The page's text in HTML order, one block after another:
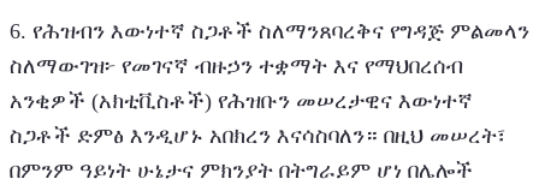
6. የሕዝብን እውነተኛ ስጋቶች ስለማንጸባረቅና የግዳጅ ምልመላን
ስለማውገዝ፦ የመገናኛ ብዙኃን ተቋማት እና የማህበረሰብ
አንቂዎች (አክቲቪስቶች) የሕዝቡን መሠረታዊና እውነተኛ
ስጋቶች ድምፅ እንዲሆኑ አበክረን እናሳስባለን። በዚህ መሠረት፣
በምንም ዓይነት ሁኔታና ምክንያት በትግራይም ሆነ በሌሎች